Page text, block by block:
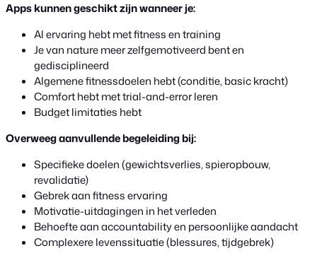
Apps kunnen geschikt zijn wanneer je:
Al ervaring hebt met fitness en training
Je van nature meer zelfgemotiveerd bent en
gedisciplineerd
Algemene fitnessdoelen hebt (conditie, basic kracht)
Comfort hebt met trial-and-error leren
Budget limitaties hebt
Overweeg aanvullende begeleiding bij:
Specifieke doelen (gewichtsverlies, spieropbouw,
revalidatie)
Gebrek aan fitness ervaring
Motivatie-uitdagingen in het verleden
Behoefte aan accountability en persoonlijke aandacht
Complexere levenssituatie (blessures, tijdgebrek)